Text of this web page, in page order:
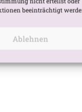
beeinträchtigt
Ablehnen